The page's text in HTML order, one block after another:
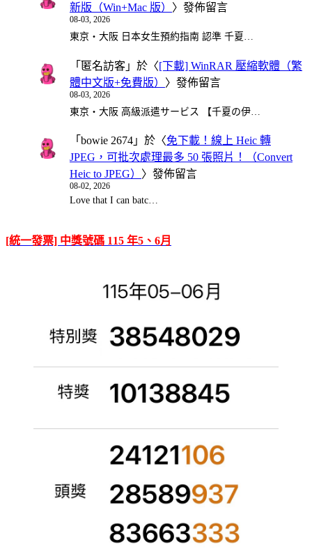
新版（Win+Mac 版） 〉發佈留言
08-03, 2026
東京・大阪 日本女生預約指南 認準 千夏…
「 匿名訪客 」於〈[下載] WinRAR 壓縮軟體（繁
體中文版+免費版） 〉發佈留言
08-03, 2026
東京・大阪 高級派遣サービス 【千夏の伊…
「 bowie 2674 」於〈免下載！線上 Heic 轉
JPEG，可批次處理最多 50 張照片！（Convert
Heic to JPEG） 〉發佈留言
08-02, 2026
Love that I can batc…
[統一發票] 中獎號碼 115 年5、6月